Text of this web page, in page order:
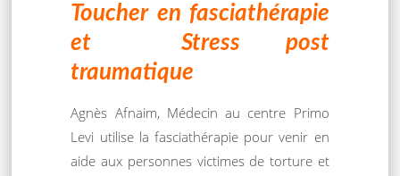
Toucher en fasciathérapie
et Stress post
traumatique
Agnès Afnaim, Médecin au centre Primo
Levi utilise la fasciathérapie pour venir en
aide aux personnes victimes de torture et